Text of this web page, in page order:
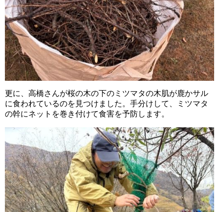
更に、高橋さんが桜の木の下のミツマタの木肌が鹿かサル
に食われているのを見つけました。手分けして、ミツマタ
の幹にネットを巻き付けて食害を予防します。